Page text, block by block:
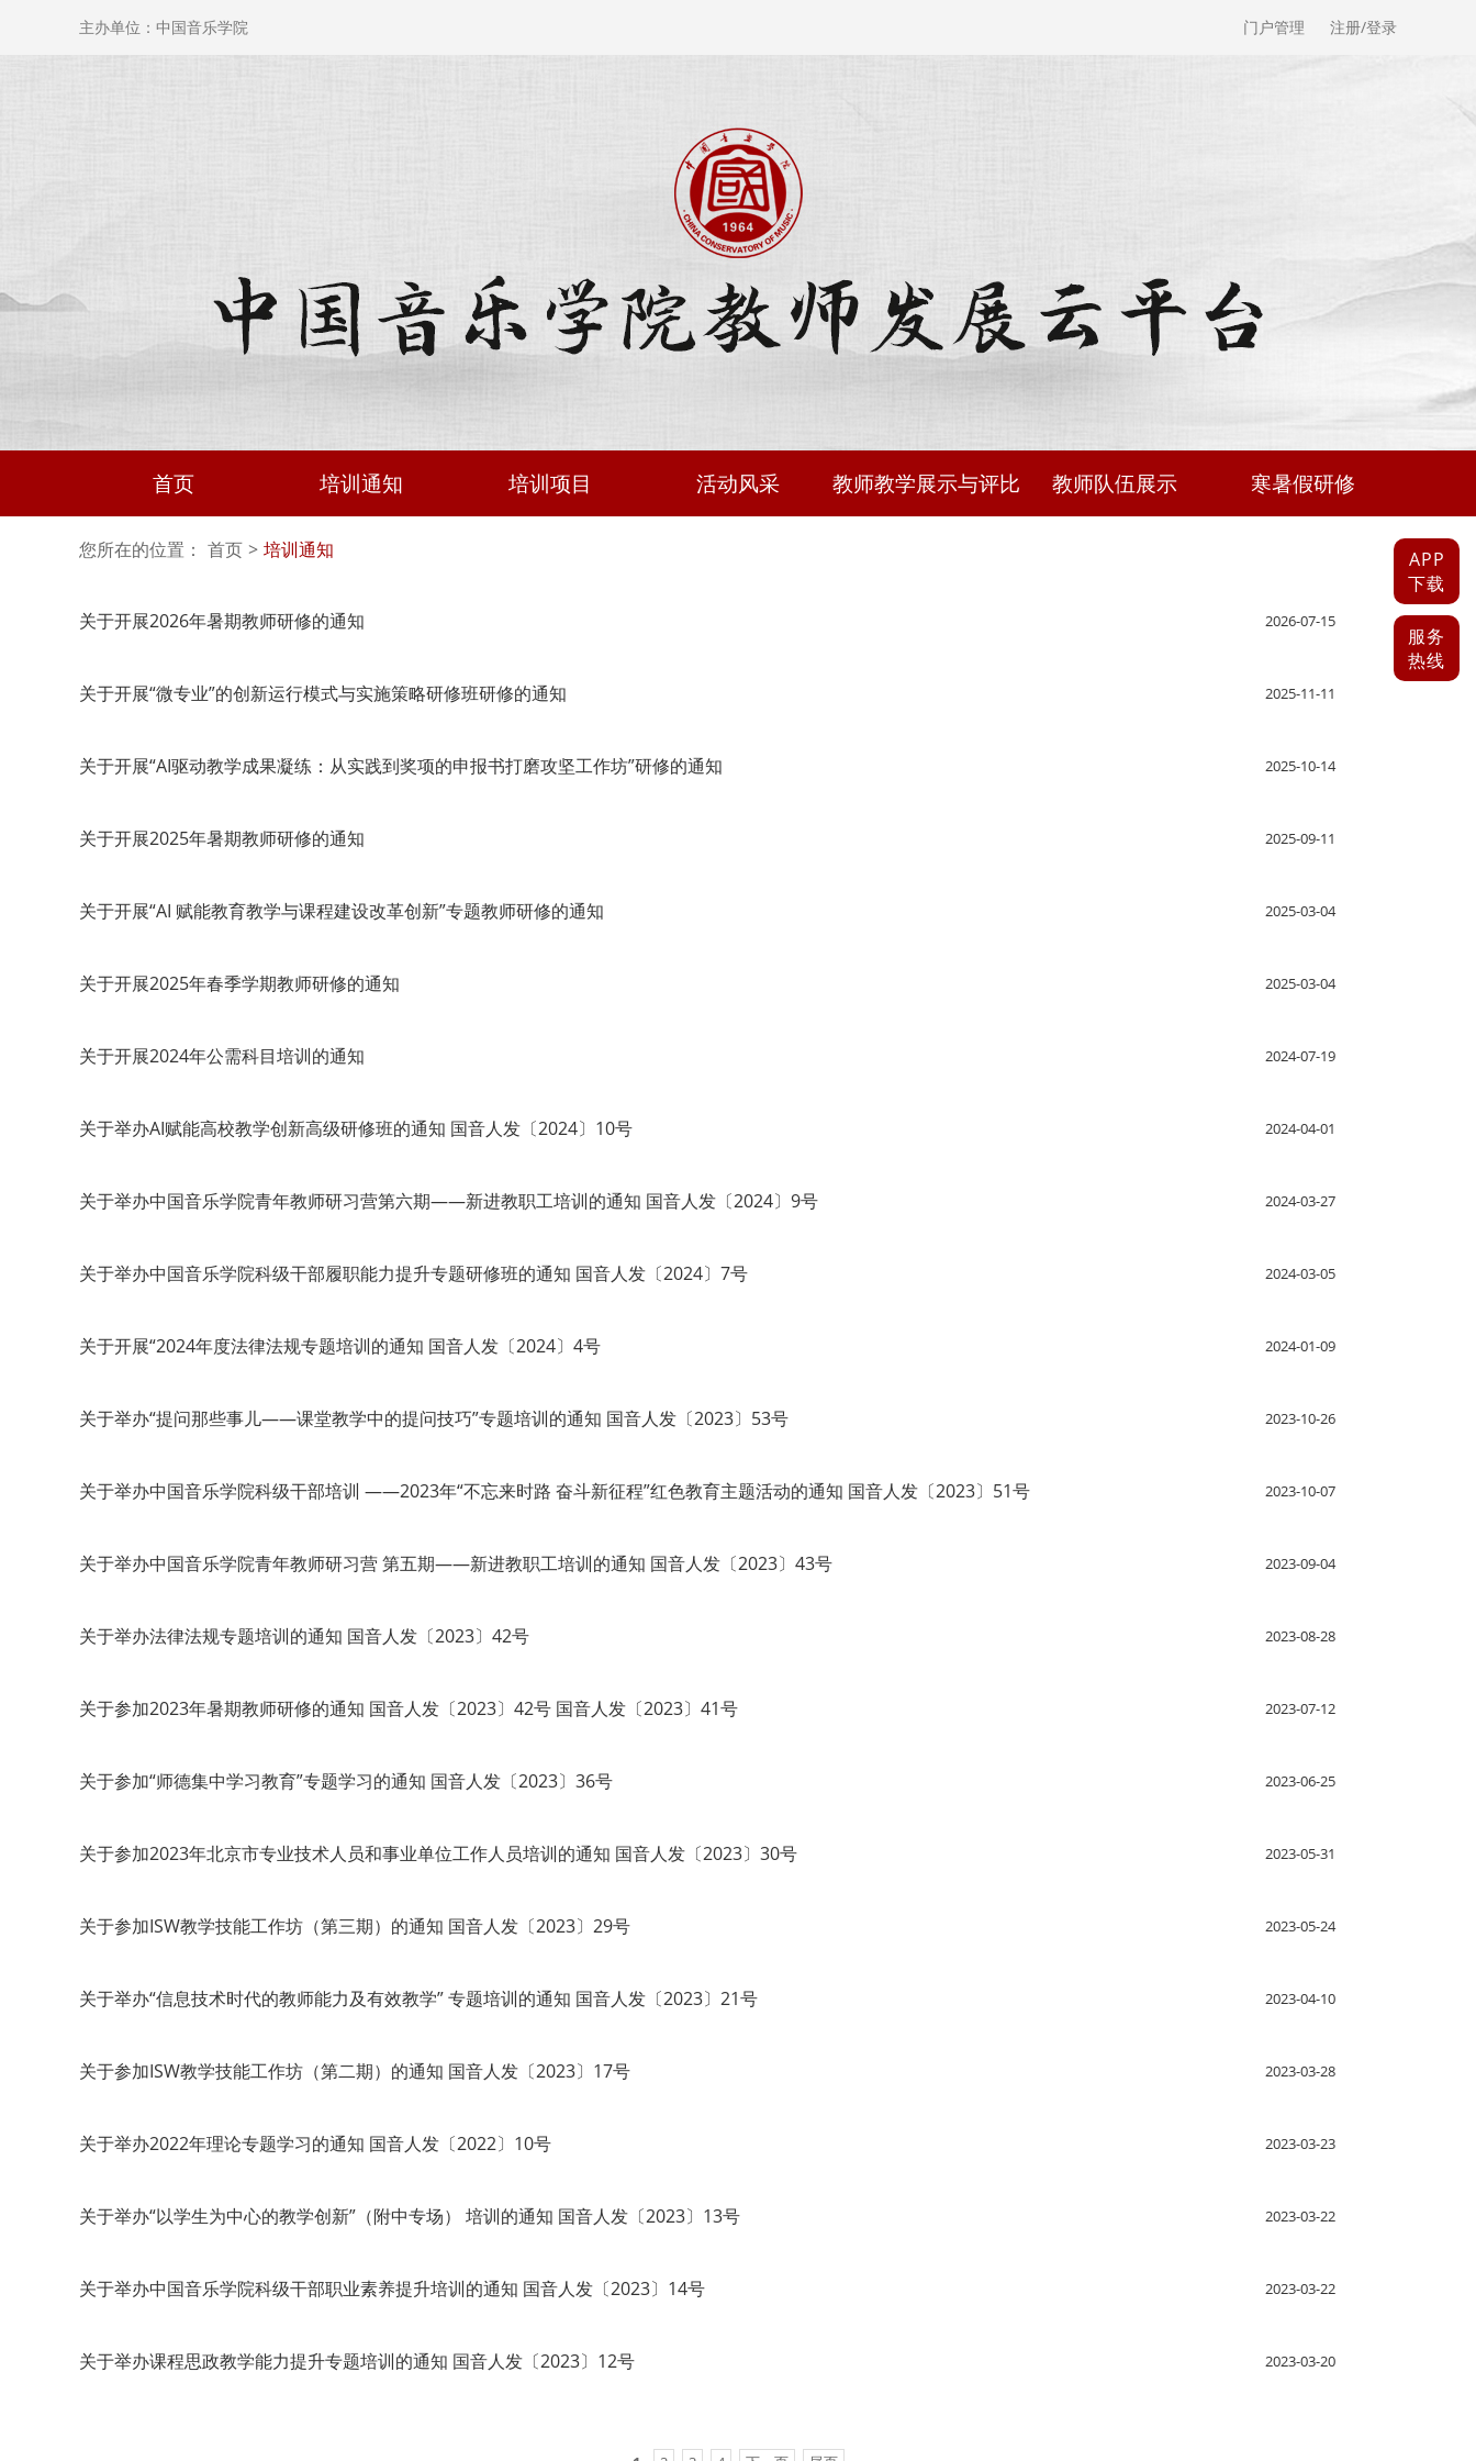
主办单位：中国音乐学院 门户管理 注册/登录
首页 培训通知 培训项目 活动风采 教师教学展示与评比 教师队伍展示 寒暑假研修
您所在的位置： 首页 > 培训通知
关于开展2026年暑期教师研修的通知 2026-07-15
关于开展“微专业”的创新运行模式与实施策略研修班研修的通知 2025-11-11
关于开展“AI驱动教学成果凝练：从实践到奖项的申报书打磨攻坚工作坊”研修的通知 2025-10-14
关于开展2025年暑期教师研修的通知 2025-09-11
关于开展“AI 赋能教育教学与课程建设改革创新”专题教师研修的通知 2025-03-04
关于开展2025年春季学期教师研修的通知 2025-03-04
关于开展2024年公需科目培训的通知 2024-07-19
关于举办AI赋能高校教学创新高级研修班的通知 国音人发〔2024〕10号 2024-04-01
关于举办中国音乐学院青年教师研习营第六期——新进教职工培训的通知 国音人发〔2024〕9号 2024-03-27
关于举办中国音乐学院科级干部履职能力提升专题研修班的通知 国音人发〔2024〕7号 2024-03-05
关于开展“2024年度法律法规专题培训的通知 国音人发〔2024〕4号 2024-01-09
关于举办“提问那些事儿——课堂教学中的提问技巧”专题培训的通知 国音人发〔2023〕53号 2023-10-26
关于举办中国音乐学院科级干部培训 ——2023年“不忘来时路 奋斗新征程”红色教育主题活动的通知 国音人发〔2023〕51号 2023-10-07
关于举办中国音乐学院青年教师研习营 第五期——新进教职工培训的通知 国音人发〔2023〕43号 2023-09-04
关于举办法律法规专题培训的通知 国音人发〔2023〕42号 2023-08-28
关于参加2023年暑期教师研修的通知 国音人发〔2023〕42号 国音人发〔2023〕41号 2023-07-12
关于参加“师德集中学习教育”专题学习的通知 国音人发〔2023〕36号 2023-06-25
关于参加2023年北京市专业技术人员和事业单位工作人员培训的通知 国音人发〔2023〕30号 2023-05-31
关于参加ISW教学技能工作坊（第三期）的通知 国音人发〔2023〕29号 2023-05-24
关于举办“信息技术时代的教师能力及有效教学” 专题培训的通知 国音人发〔2023〕21号 2023-04-10
关于参加ISW教学技能工作坊（第二期）的通知 国音人发〔2023〕17号 2023-03-28
关于举办2022年理论专题学习的通知 国音人发〔2022〕10号 2023-03-23
关于举办“以学生为中心的教学创新”（附中专场） 培训的通知 国音人发〔2023〕13号 2023-03-22
关于举办中国音乐学院科级干部职业素养提升培训的通知 国音人发〔2023〕14号 2023-03-22
关于举办课程思政教学能力提升专题培训的通知 国音人发〔2023〕12号 2023-03-20
APP
下载
服务
热线